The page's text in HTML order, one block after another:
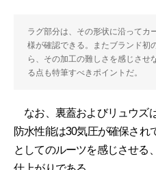
ラグ部分は、その形状に沿ってカ
様が確認できる。またブランド初
ら、その加工の難しさを感じさせ
る点も特筆すべきポイントだ。
なお、裏蓋およびリュウズ
防水性能は30気圧が確保され
としてのルーツを感じさせる